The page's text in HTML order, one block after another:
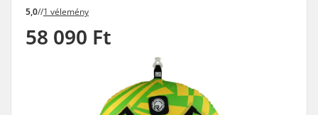
5,0//1 vélemény
58 090 Ft